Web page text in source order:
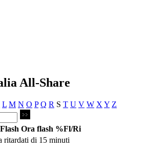
All-Share
L M N O P Q R S T U V W X Y Z
Flash Ora flash %Fl/Ri
ritardati di 15 minuti